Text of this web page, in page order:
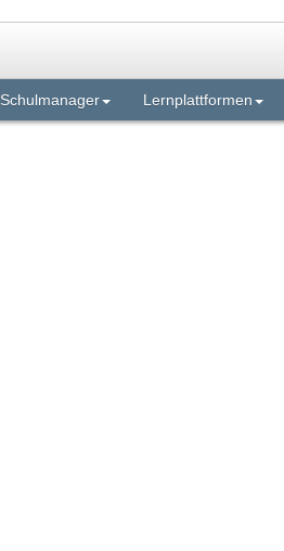
Schulmanager Lernplattformen